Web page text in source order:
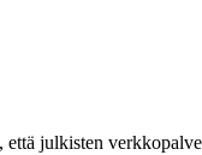
että julkisten